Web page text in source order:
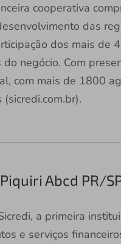
cooperativa
das
dos mais de
negócio. Com
com mais de 1800
Abcd PR/
a primeira
e serviços